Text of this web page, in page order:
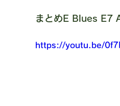
まとめE Blues E7
https://youtu.be/